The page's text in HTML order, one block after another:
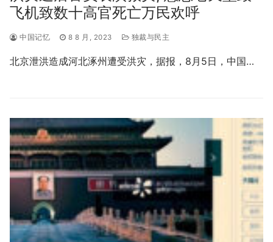
飞机致数十高官死亡万民欢呼
中国记忆 8 8 月, 2023 独裁与民主
北京泄洪造成河北涿州遭受洪灾，据报，8月5日，中国…